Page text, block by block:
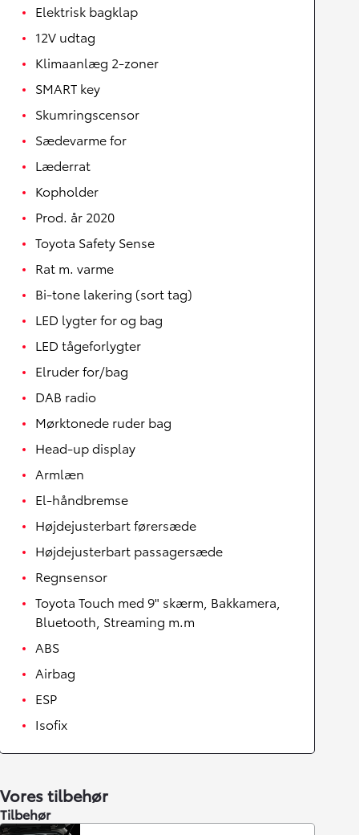
Elektrisk bagklap
12V udtag
Klimaanlæg 2-zoner
SMART key
Skumringscensor
Sædevarme for
Læderrat
Kopholder
Prod. år 2020
Toyota Safety Sense
Rat m. varme
Bi-tone lakering (sort tag)
LED lygter for og bag
LED tågeforlygter
Elruder for/bag
DAB radio
Mørktonede ruder bag
Head-up display
Armlæn
El-håndbremse
Højdejusterbart førersæde
Højdejusterbart passagersæde
Regnsensor
Toyota Touch med 9" skærm, Bakkamera,
Bluetooth, Streaming m.m
ABS
Airbag
ESP
Isofix
Vores tilbehør
Tilbehør